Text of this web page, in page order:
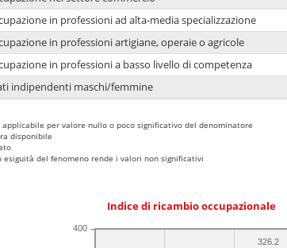
in professioni ad alta-media specializzazione
in professioni artigiane, operaie o agricole
in professioni a basso livello di competenza
indipendenti maschi/femmine
applicabile per valore nullo o poco significativo del denominatore
disponibile
esiguità del fenomeno rende i valori non significativi
Indice di ricambio occupazionale
400
326.2